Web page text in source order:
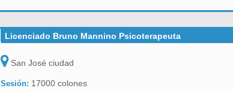
Licenciado Bruno Mannino Psicoterapeuta
San José ciudad
Sesión: 17000 colones